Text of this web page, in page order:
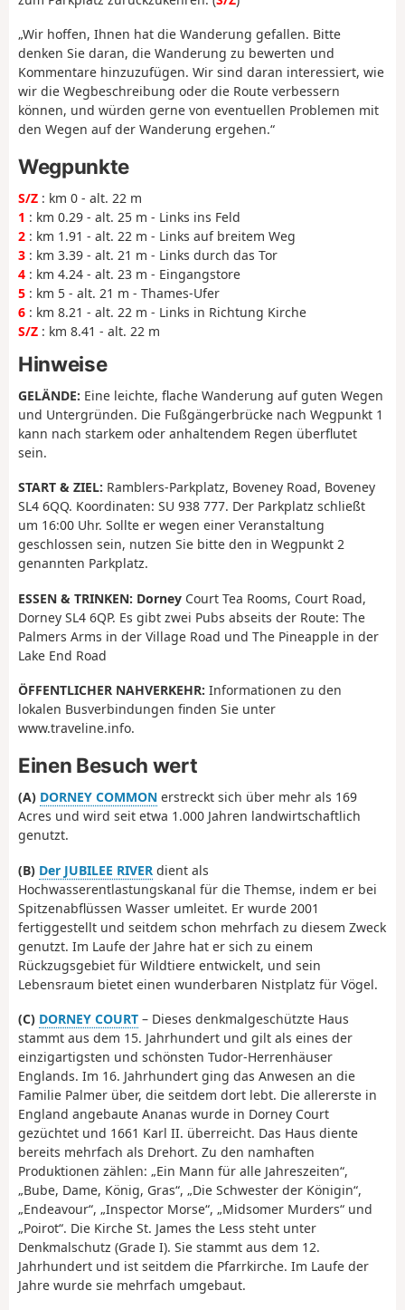
„Wir hoffen, Ihnen hat die Wanderung gefallen. Bitte
denken Sie daran, die Wanderung zu bewerten und
Kommentare hinzuzufügen. Wir sind daran interessiert, wie
wir die Wegbeschreibung oder die Route verbessern
können, und würden gerne von eventuellen Problemen mit
den Wegen auf der Wanderung ergehen.“
Wegpunkte
S/Z : km 0 - alt. 22 m
1 : km 0.29 - alt. 25 m - Links ins Feld
2 : km 1.91 - alt. 22 m - Links auf breitem Weg
3 : km 3.39 - alt. 21 m - Links durch das Tor
4 : km 4.24 - alt. 23 m - Eingangstore
5 : km 5 - alt. 21 m - Thames-Ufer
6 : km 8.21 - alt. 22 m - Links in Richtung Kirche
S/Z : km 8.41 - alt. 22 m
Hinweise
GELÄNDE: Eine leichte, flache Wanderung auf guten Wegen
und Untergründen. Die Fußgängerbrücke nach Wegpunkt 1
kann nach starkem oder anhaltendem Regen überflutet
sein.
START & ZIEL: Ramblers-Parkplatz, Boveney Road, Boveney
SL4 6QQ. Koordinaten: SU 938 777. Der Parkplatz schließt
um 16:00 Uhr. Sollte er wegen einer Veranstaltung
geschlossen sein, nutzen Sie bitte den in Wegpunkt 2
genannten Parkplatz.
ESSEN & TRINKEN: Dorney Court Tea Rooms, Court Road,
Dorney SL4 6QP. Es gibt zwei Pubs abseits der Route: The
Palmers Arms in der Village Road und The Pineapple in der
Lake End Road
ÖFFENTLICHER NAHVERKEHR: Informationen zu den
lokalen Busverbindungen finden Sie unter
www.traveline.info.
Einen Besuch wert
(A) DORNEY COMMON erstreckt sich über mehr als 169
Acres und wird seit etwa 1.000 Jahren landwirtschaftlich
genutzt.
(B) Der JUBILEE RIVER dient als
Hochwasserentlastungskanal für die Themse, indem er bei
Spitzenabflüssen Wasser umleitet. Er wurde 2001
fertiggestellt und seitdem schon mehrfach zu diesem Zweck
genutzt. Im Laufe der Jahre hat er sich zu einem
Rückzugsgebiet für Wildtiere entwickelt, und sein
Lebensraum bietet einen wunderbaren Nistplatz für Vögel.
(C) DORNEY COURT – Dieses denkmalgeschützte Haus
stammt aus dem 15. Jahrhundert und gilt als eines der
einzigartigsten und schönsten Tudor-Herrenhäuser
Englands. Im 16. Jahrhundert ging das Anwesen an die
Familie Palmer über, die seitdem dort lebt. Die allererste in
England angebaute Ananas wurde in Dorney Court
gezüchtet und 1661 Karl II. überreicht. Das Haus diente
bereits mehrfach als Drehort. Zu den namhaften
Produktionen zählen: „Ein Mann für alle Jahreszeiten“,
„Bube, Dame, König, Gras“, „Die Schwester der Königin“,
„Endeavour“, „Inspector Morse“, „Midsomer Murders“ und
„Poirot“. Die Kirche St. James the Less steht unter
Denkmalschutz (Grade I). Sie stammt aus dem 12.
Jahrhundert und ist seitdem die Pfarrkirche. Im Laufe der
Jahre wurde sie mehrfach umgebaut.